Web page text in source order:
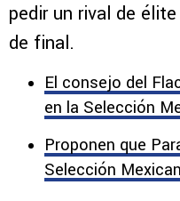
pedir un rival de
de final.
El consejo del
en la Selección
Proponen que
Selección